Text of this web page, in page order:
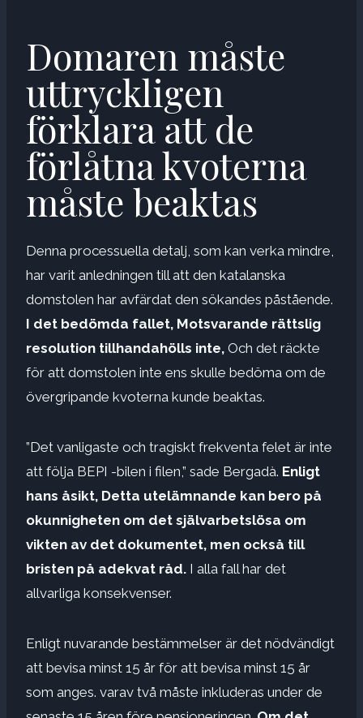
Domaren måste
uttryckligen
förklara att de
förlåtna kvoterna
måste beaktas
Denna processuella detalj, som kan verka mindre,
har varit anledningen till att den katalanska
domstolen har avfärdat den sökandes påstående.
I det bedömda fallet, Motsvarande rättslig
resolution tillhandahölls inte, Och det räckte
för att domstolen inte ens skulle bedöma om de
övergripande kvoterna kunde beaktas.
”Det vanligaste och tragiskt frekventa felet är inte
att följa BEPI -bilen i filen,” sade Bergadà. Enligt
hans åsikt, Detta utelämnande kan bero på
okunnigheten om det självarbetslösa om
vikten av det dokumentet, men också till
bristen på adekvat råd. I alla fall har det
allvarliga konsekvenser.
Enligt nuvarande bestämmelser är det nödvändigt
att bevisa minst 15 år för att bevisa minst 15 år
som anges. varav två måste inkluderas under de